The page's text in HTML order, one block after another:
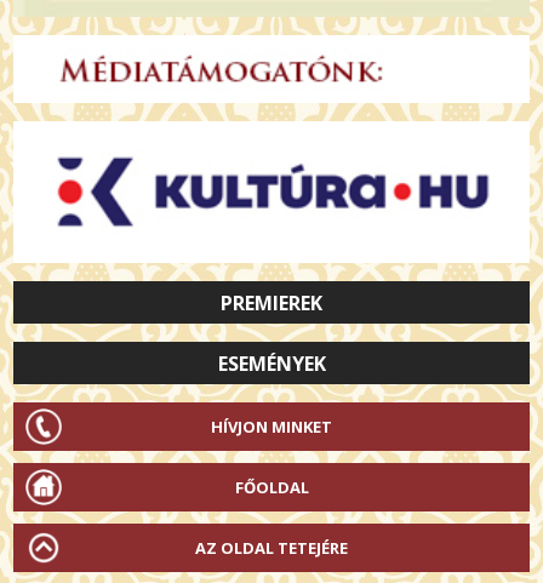
PREMIEREK
ESEMÉNYEK
HÍVJON MINKET
FŐOLDAL
AZ OLDAL TETEJÉRE